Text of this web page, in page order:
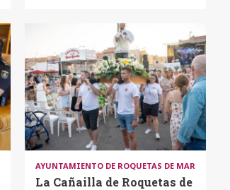
AYUNTAMIENTO DE ROQUETAS DE MAR
La Cañailla de Roquetas de